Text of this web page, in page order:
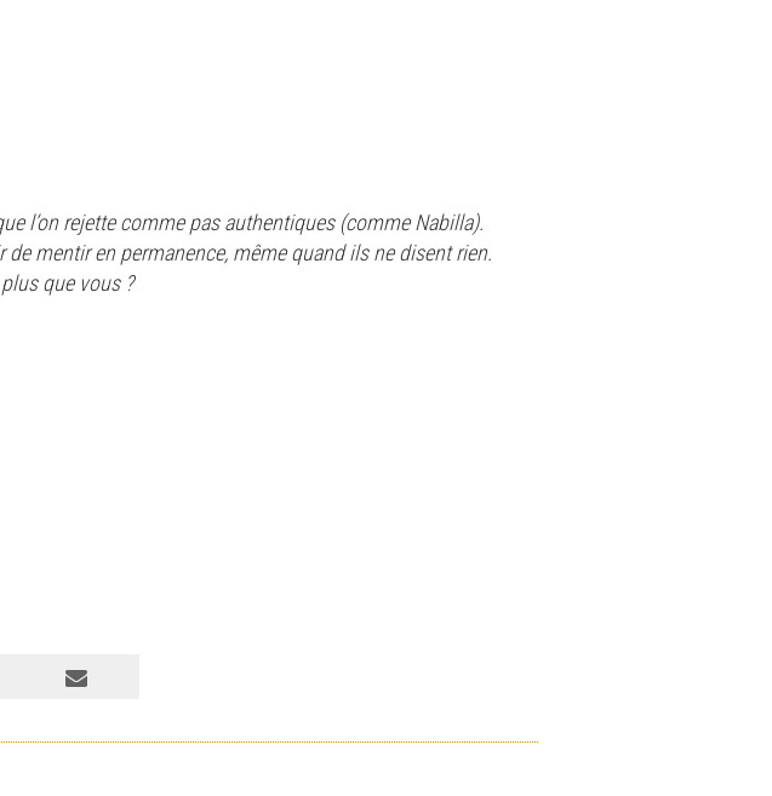
l’on rejette comme pas authentiques (comme Nabilla).
mentir en permanence, même quand ils ne disent rien.
que vous ?